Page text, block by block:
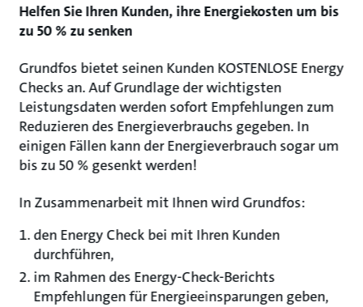
Helfen Sie Ihren Kunden, ihre Energiekosten um bis
zu 50 % zu senken
Grundfos bietet seinen Kunden KOSTENLOSE Energy
Checks an. Auf Grundlage der wichtigsten
Leistungsdaten werden sofort Empfehlungen zum
Reduzieren des Energieverbrauchs gegeben. In
einigen Fällen kann der Energieverbrauch sogar um
bis zu 50 % gesenkt werden!
In Zusammenarbeit mit Ihnen wird Grundfos:
den Energy Check bei mit Ihren Kunden
durchführen,
im Rahmen des Energy-Check-Berichts
Empfehlungen für Energieeinsparungen geben,